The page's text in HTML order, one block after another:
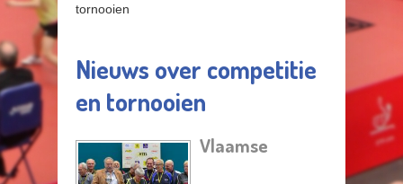
tornooien
Nieuws over competitie
en tornooien
Vlaamse
Pagina's